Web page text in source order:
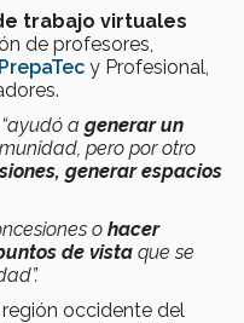
trabajo virtuales
de profesores,
PrepaTec y Profesional,
“ayudó a generar un
pero por otro
generar espacios
o hacer
de vista que se
occidente del